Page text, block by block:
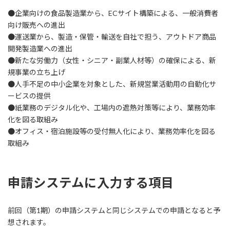
●企業向けの食品製造業から、ECサイト構築による、一般消費者
向け販売への進出
●運送業から、製造・保管・輸送を自社で担う、アウトドア商品
開発製造業への進出
●新たな労働力（女性・シニア・副業人材等）の確保による、新
規事業の立ち上げ
●人手不足の中小企業を対象とした、新規営業活動用の自動化サ
ービスの提供
●紙業務のデジタル化や、工場内の遮熱対策等により、業務効率
化を図る取組み
●オフィス・宿泊施設等の受付無人化により、業務効率化を図る
取組み
申請システムに入力する項目
前回（第1期）の申請システムと同じシステムでの申請となると予
想されます。